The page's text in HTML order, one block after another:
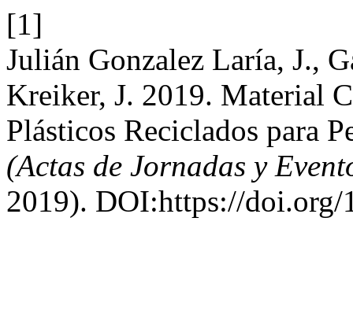
[1]
Julián Gonzalez Laría, J.,
Kreiker, J. 2019. Material
Plásticos Reciclados para
(Actas de Jornadas y
2019). DOI:https://doi.org/